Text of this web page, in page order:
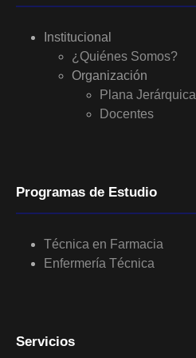
Institucional
¿Quiénes Somos?
Organización
Plana Jerárquica
Docentes
Programas de Estudio
Técnica en Farmacia
Enfermería Técnica
Servicios